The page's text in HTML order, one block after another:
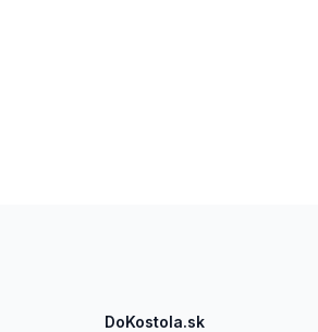
DoKostola.sk